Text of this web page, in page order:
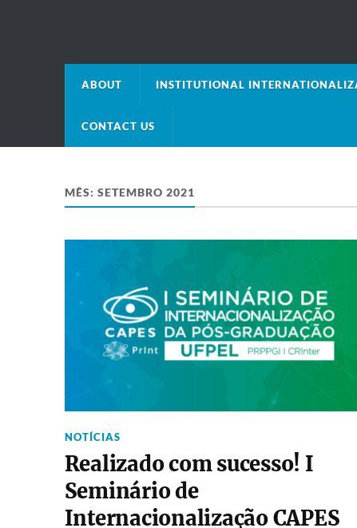
ABOUT INSTITUTIONAL
CONTACT US
MÊS: SETEMBRO 2021
NOTÍCIAS
Realizado com sucesso! I
Seminário de
Internacionalização CAPES